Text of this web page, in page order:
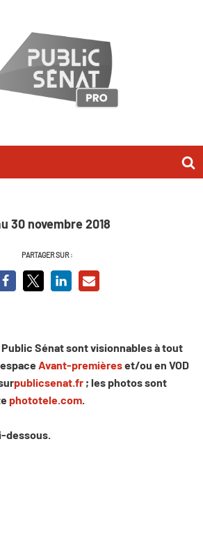
– Semaine 48
30 novembre 2018
PARTAGER SUR :
Sénat sont visionnables à tout
Avant-premièreset/ou en VOD
publicsenat.fr ; les photos sont
phototele.com
dessous.